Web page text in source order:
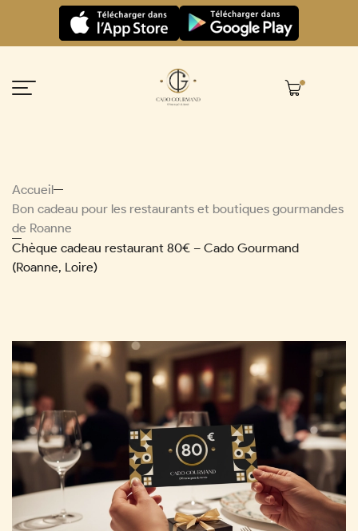
Accueil
Bon cadeau pour les restaurants et boutiques gourmandes
de Roanne
Chèque cadeau restaurant 80€ – Cado Gourmand
(Roanne, Loire)
Panneau de gestion des cookies